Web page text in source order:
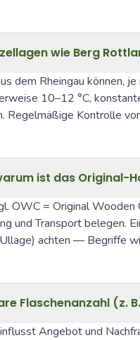
wie Berg
dem Rheingau können,
10–12 °C,
Regelmäßige Kontrolle
ist das Original-
OWC = Original
und Transport belegen.
achten — Begriffe
Flaschenanzahl (z.
Angebot und